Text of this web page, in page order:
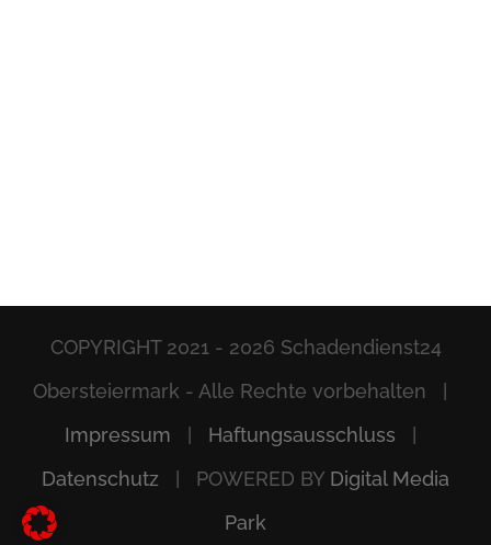
COPYRIGHT 2021 - 2026 Schadendienst24
Obersteiermark - Alle Rechte vorbehalten |
Impressum
Haftungsausschluss
Datenschutz | POWERED BY Digital Media
Park